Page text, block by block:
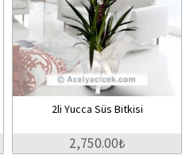
2li Yucca Süs Bitkisi
2,750.00₺